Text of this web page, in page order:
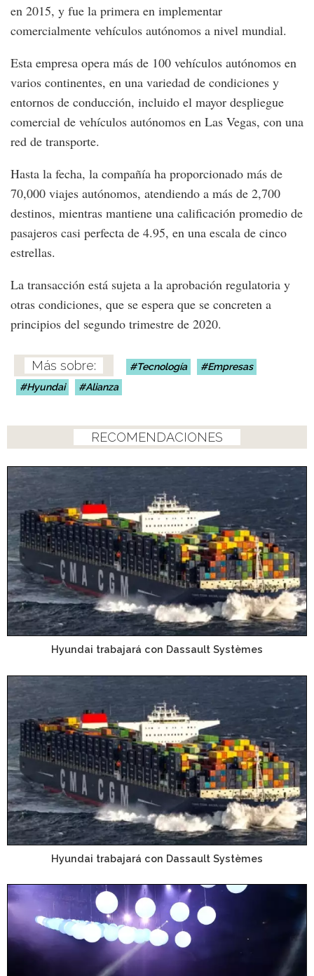
en 2015, y fue la primera en implementar
comercialmente vehículos autónomos a nivel mundial.
Esta empresa opera más de 100 vehículos autónomos en
varios continentes, en una variedad de condiciones y
entornos de conducción, incluido el mayor despliegue
comercial de vehículos autónomos en Las Vegas, con una
red de transporte.
Hasta la fecha, la compañía ha proporcionado más de
70,000 viajes autónomos, atendiendo a más de 2,700
destinos, mientras mantiene una calificación promedio de
pasajeros casi perfecta de 4.95, en una escala de cinco
estrellas.
La transacción está sujeta a la aprobación regulatoria y
otras condiciones, que se espera que se concreten a
principios del segundo trimestre de 2020.
Tecnología
Empresas
Hyundai
Alianza
RECOMENDACIONES
Hyundai trabajará con Dassault Systèmes
Hyundai trabajará con Dassault Systèmes